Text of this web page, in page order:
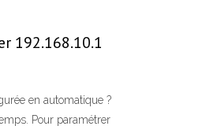
192.168.10.1
en automatique ?
Pour paramétrer